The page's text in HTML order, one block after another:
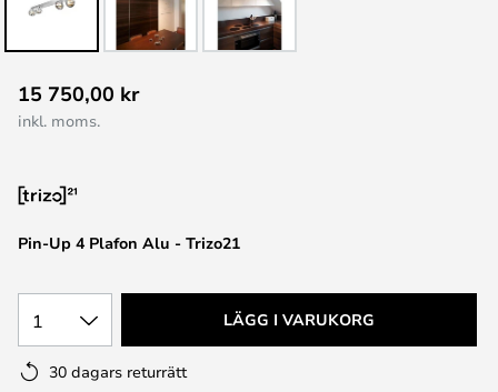
till
början
bildgalleriet
Pin-Up 4 Plafon Alu - Trizo21
15 750,00 kr
inkl. moms.
1 LÄGG I VARUKORG
30 dagars returrätt